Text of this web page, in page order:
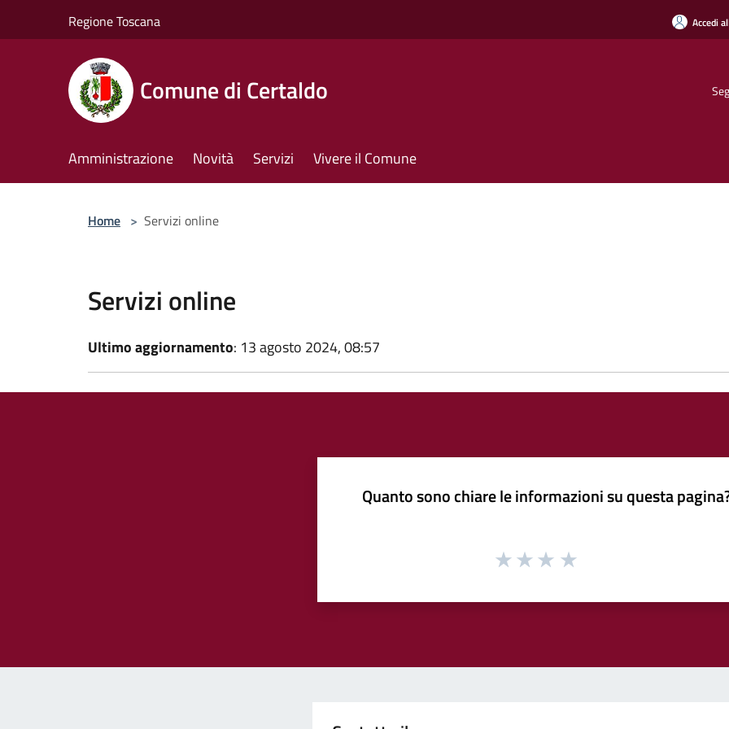
Regione Toscana Accedi
Comune di Certaldo
Amministrazione Novità Servizi Vivere il Comune
Home > Servizi online
Servizi online
Ultimo aggiornamento: 13 agosto 2024, 08:57
Quanto sono chiare le informazioni su questa